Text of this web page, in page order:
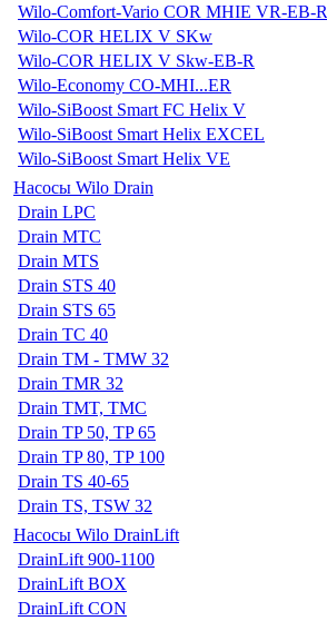
Wilo-Comfort-Vario COR MHIE VR-EB-R
Wilo-COR HELIX V SKw
Wilo-COR HELIX V Skw-EB-R
Wilo-Economy CO-MHI...ER
Wilo-SiBoost Smart FC Helix V
Wilo-SiBoost Smart Helix EXCEL
Wilo-SiBoost Smart Helix VE
Насосы Wilo Drain
Drain LPC
Drain MTC
Drain MTS
Drain STS 40
Drain STS 65
Drain TC 40
Drain TM - TMW 32
Drain TMR 32
Drain TMT, TMC
Drain TP 50, TP 65
Drain TP 80, TP 100
Drain TS 40-65
Drain TS, TSW 32
Насосы Wilo DrainLift
DrainLift 900-1100
DrainLift BOX
DrainLift CON